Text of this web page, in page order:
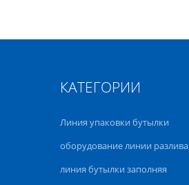
КАТЕГОРИИ
Линия упаковки бутылки
оборудование линии разлива
линия бутылки заполняя